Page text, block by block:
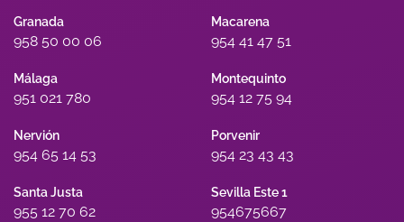
Granada
958 50 00 06
Macarena
954 41 47 51
Málaga
951 021 780
Montequinto
954 12 75 94
Nervión
954 65 14 53
Porvenir
954 23 43 43
Santa Justa
955 12 70 62
Sevilla Este 1
954675667